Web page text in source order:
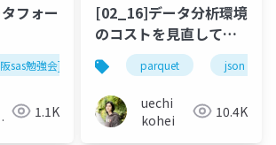
フォー
sas勉強会]
1.1K
[02_16]データ分析環境
のコストを見直してみ
た。
parquet json
uechi
kohei
10.4K